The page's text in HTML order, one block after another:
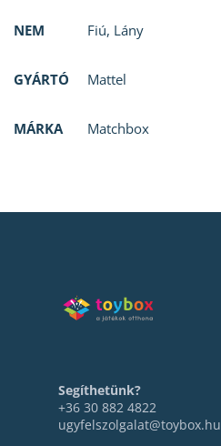
NEM Fiú, Lány
GYÁRTÓ Mattel
MÁRKA Matchbox
Segíthetünk?
+36 30 882 4822
ugyfelszolgalat@toybox.hu